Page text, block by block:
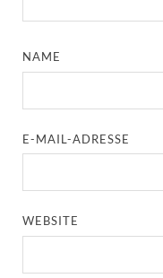
NAME
E-MAIL-ADRESSE
WEBSITE